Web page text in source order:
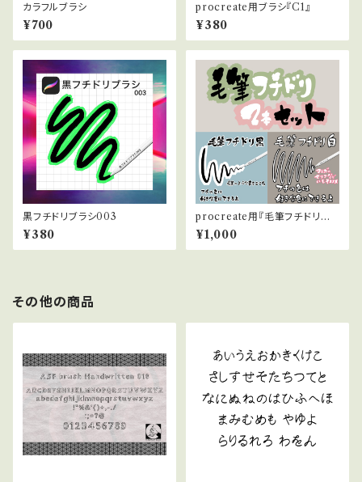
カラフルブラシ
¥700
procreate用ブラシ『C1』
¥380
黒フチドリブラシ003
¥380
procreate用『毛筆フチドリブラ
シ黒』と『毛筆フチドリブラシ白』
のお得な2本セット
¥1,000
その他の商品